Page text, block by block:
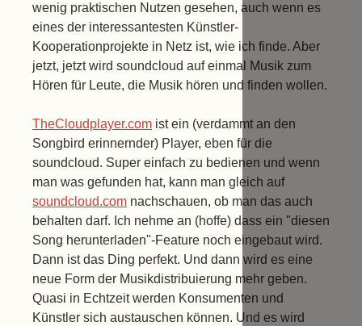
wenig praktischen Nutzen gesehen, auch wenn es
eines der interessantesten Künstler-
Kooperationprojekte in Netz ist, wie ich finde. Aber
jetzt, jetzt wird soundcloud auf einmal Musik zum
Hören für Leute, die Musik hören und finden wollen.
TheCloudplayer.com ist ein (verdammt an den
Songbird erinnernder) Player, eben für die
soundcloud. Super einfach zu bedienen und wenn
man was gefunden hat, kann man gleich auf
soundcloud.com nachschauen, ob man das auch
behalten darf. Ich nehme an (hoffe) dass ein "diesen
Song herunterladen"-Feature noch eingebaut wird.
Dann ist das Ding perfekt. Und dann wird es eine
neue Form der Musikdistribuierung mehr geben.
Quasi in Echtzeit werden Konsumenten und
Künstler sich austauschen können. Und es wird